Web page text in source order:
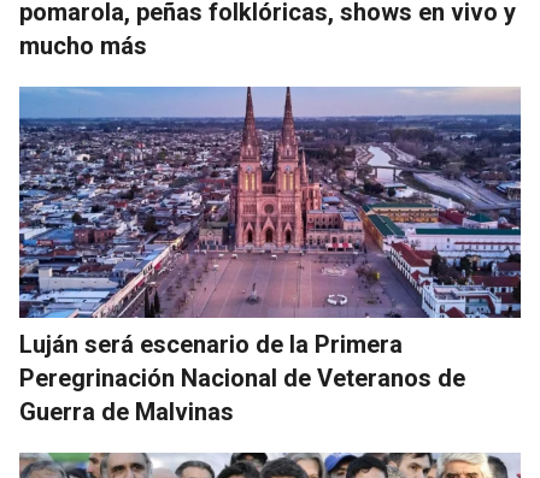
pomarola, peñas folklóricas, shows en vivo y
mucho más
Luján será escenario de la Primera
Peregrinación Nacional de Veteranos de
Guerra de Malvinas